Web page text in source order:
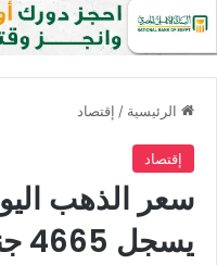
الرئيسية / إقتصاد
إقتصاد
يسجل 4665 جنيه